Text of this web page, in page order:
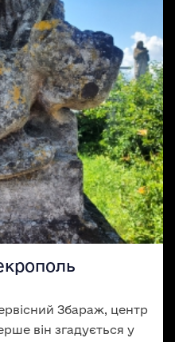
Збараж, центр
він згадується у